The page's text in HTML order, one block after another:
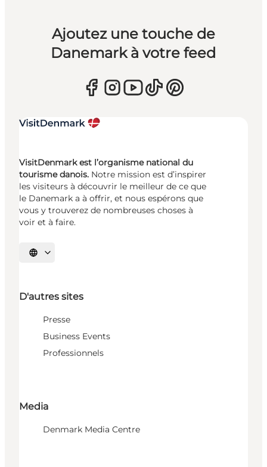
Ajoutez une touche de
Danemark à votre feed
VisitDenmark est l’organisme national du
tourisme danois. Notre mission est d’inspirer
les visiteurs à découvrir le meilleur de ce que
le Danemark a à offrir, et nous espérons que
vous y trouverez de nombreuses choses à
voir et à faire.
Choisissez la langue
D'autres sites
Presse
Business Events
Professionnels
Media
Denmark Media Centre